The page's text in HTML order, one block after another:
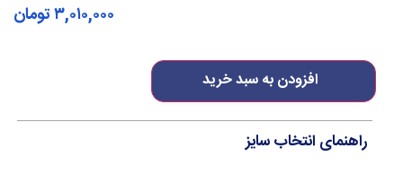
افزودن به سبد خرید
۳,۰۱۰,۰۰۰تومان
راهنمای انتخاب سایز